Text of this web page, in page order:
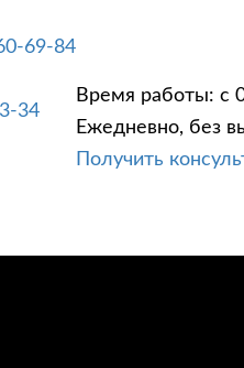
69-84
34
Время работы: с
Ежедневно, без
Получить